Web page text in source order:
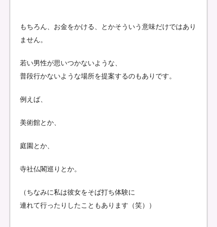
もちろん、お金をかける、とかそういう意味だけではあり
ません。
若い男性が思いつかないような、
普段行かないような場所を提案するのもありです。
例えば、
美術館とか、
庭園とか、
寺社仏閣巡りとか。
（ちなみに私は彼女をそば打ち体験に
連れて行ったりしたこともあります（笑））